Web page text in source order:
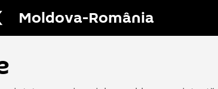
Moldova-România